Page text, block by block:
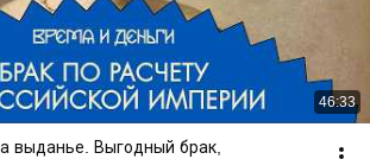
46:33
выданье. Выгодный брак,